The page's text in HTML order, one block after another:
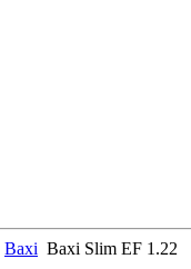
Baxi Baxi Slim EF 1.22